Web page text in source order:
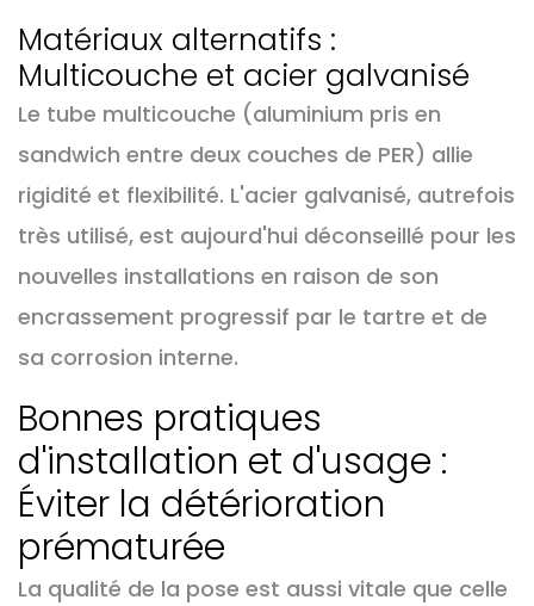
Matériaux alternatifs :
Multicouche et acier galvanisé
Le tube multicouche (aluminium pris en
sandwich entre deux couches de PER) allie
rigidité et flexibilité. L'acier galvanisé, autrefois
très utilisé, est aujourd'hui déconseillé pour les
nouvelles installations en raison de son
encrassement progressif par le tartre et de
sa corrosion interne.
Bonnes pratiques
d'installation et d'usage :
Éviter la détérioration
prématurée
La qualité de la pose est aussi vitale que celle